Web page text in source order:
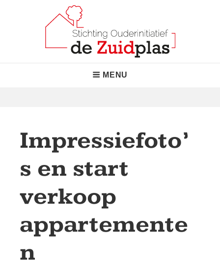
Stichting Ouderinitiatief de
"Normaal waar het kan, bijzonder waar nodig!"
MENU
Impressiefoto’
s en start
verkoop
appartemente
n